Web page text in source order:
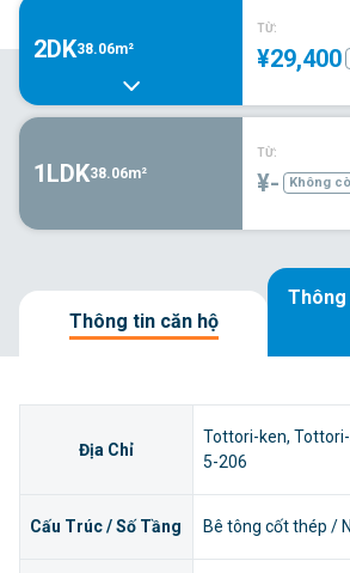
2DK38.06m²
TỪ:
¥29,400
1LDK38.06m²
TỪ:
¥- Không
Thông tin căn hộ
Thông
Địa Chỉ
Tottori-ken,
5-206
Cấu Trúc / Số Tầng Bê tông cốt thép /